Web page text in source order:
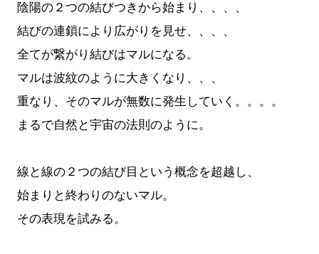
陰陽の２つの結びつきから始まり、、、、
結びの連鎖により広がりを見せ、、、、
全てが繋がり結びはマルになる。
マルは波紋のように大きくなり、、、
重なり、そのマルが無数に発生していく。。。。
まるで自然と宇宙の法則のように。
線と線の２つの結び目という概念を超越し、
始まりと終わりのないマル。
その表現を試みる。